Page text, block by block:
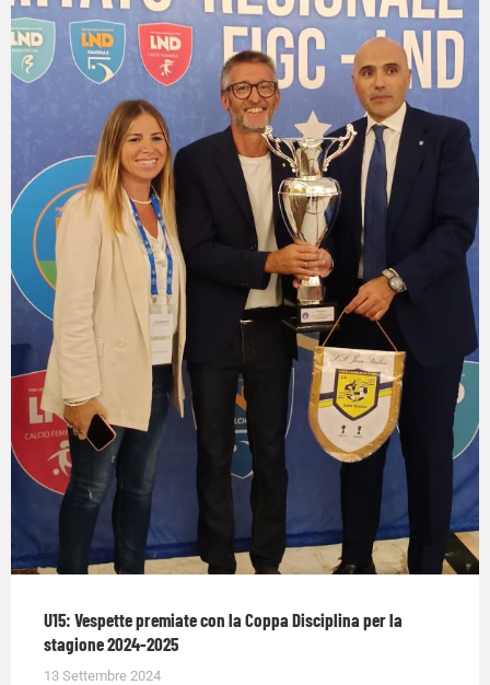
U15: Vespette premiate con la Coppa Disciplina per la
stagione 2024-2025
13 Settembre 2024